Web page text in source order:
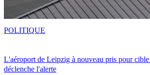
L'aéroport de Leipzig à nouveau pris pour
déclenche l'alerte
POLITIQUE